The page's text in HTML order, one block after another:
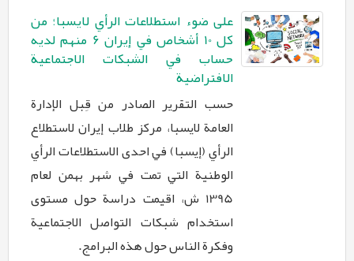
على ضوء استطلاعات الرأي لايسبا؛ من
كل 10 أشخاص في إيران 6 منهم لديه
حساب في الشبكات الاجتماعية
الافتراضية
حسب التقرير الصادر من قِبل الإدارة
العامة لايسبا، مركز طلاب إيران لاستطلاع
الرأي (إيسبا) في احدى الاستطلاعات الرأي
الوطنية التي تمت في شهر بهمن لعام
1395 ش، اقيمت دراسة حول مستوى
استخدام شبكات التواصل الاجتماعية
وفكرة الناس حول هذه البرامج.